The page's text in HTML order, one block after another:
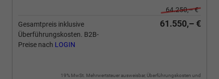
64.250,– €
Gesamtpreis inklusive
Überführungskosten. B2B-
Preise nach LOGIN
61.550,– €
19% MwSt. Mehrwertsteuer ausweisbar, Überführungskosten und